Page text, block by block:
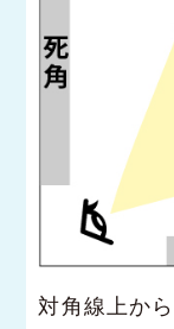
対角線上か